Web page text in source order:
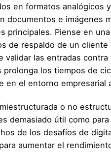
en formatos analógicos
documentos e imágenes
principales. Piense en
de respaldo de un
validar las entradas
prolonga los tiempos de
en el entorno empresarial
o no
demasiado útil como
de los desafíos de
aumentar el